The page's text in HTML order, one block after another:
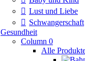
Lust und Liebe
Schwangerschaft
Gesundheit
Column 0
Alle